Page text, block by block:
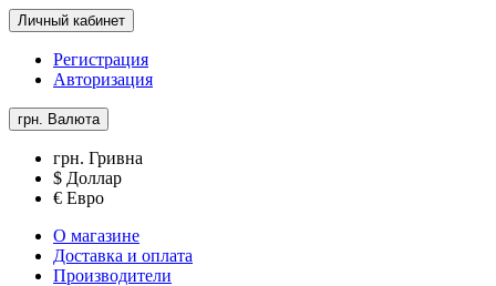
Личный кабинет
Регистрация
Авторизация
грн. Валюта
грн. Гривна
$ Доллар
€ Евро
О магазине
Доставка и оплата
Производители